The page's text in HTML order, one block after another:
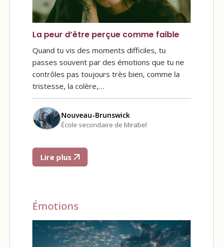
La peur d’être perçue comme faible
Quand tu vis des moments difficiles, tu
passes souvent par des émotions que tu ne
contrôles pas toujours très bien, comme la
tristesse, la colère,…
Nouveau-Brunswick
École secondaire de Mirabel
Lire plus
Émotions